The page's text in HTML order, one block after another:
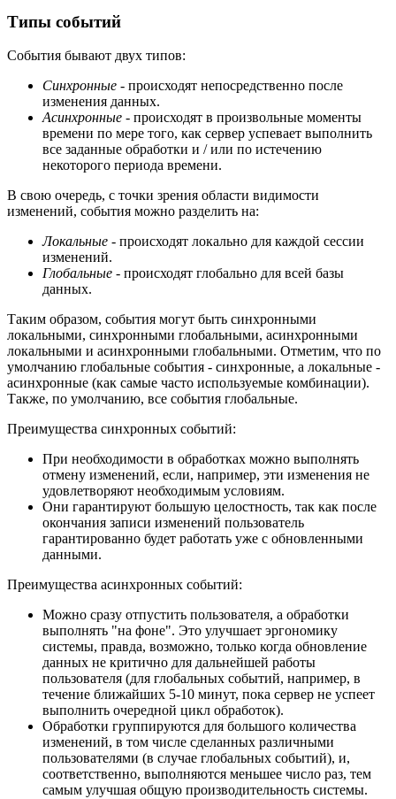
Типы событий
События бывают двух типов:
Синхронные - происходят непосредственно после
изменения данных.
Асинхронные - происходят в произвольные моменты
времени по мере того, как сервер успевает выполнить
все заданные обработки и / или по истечению
некоторого периода времени.
В свою очередь, с точки зрения области видимости
изменений, события можно разделить на:
Локальные - происходят локально для каждой сессии
изменений.
Глобальные - происходят глобально для всей базы
данных.
Таким образом, события могут быть синхронными
локальными, синхронными глобальными, асинхронными
локальными и асинхронными глобальными. Отметим, что по
умолчанию глобальные события - синхронные, а локальные -
асинхронные (как самые часто используемые комбинации).
Также, по умолчанию, все события глобальные.
Преимущества синхронных событий:
При необходимости в обработках можно выполнять
отмену изменений, если, например, эти изменения не
удовлетворяют необходимым условиям.
Они гарантируют большую целостность, так как после
окончания записи изменений пользователь
гарантированно будет работать уже с обновленными
данными.
Преимущества асинхронных событий:
Можно сразу отпустить пользователя, а обработки
выполнять "на фоне". Это улучшает эргономику
системы, правда, возможно, только когда обновление
данных не критично для дальнейшей работы
пользователя (для глобальных событий, например, в
течение ближайших 5-10 минут, пока сервер не успеет
выполнить очередной цикл обработок).
Обработки группируются для большого количества
изменений, в том числе сделанных различными
пользователями (в случае глобальных событий), и,
соответственно, выполняются меньшее число раз, тем
самым улучшая общую производительность системы.